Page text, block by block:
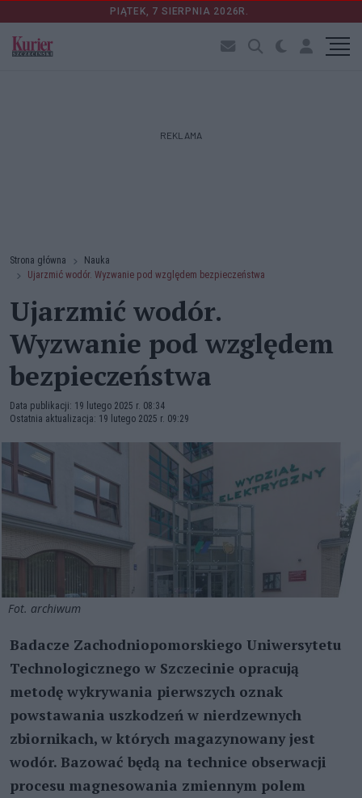
PIĄTEK, 7 SIERPNIA 2026R.
REKLAMA
Strona główna
Nauka
Ujarzmić wodór. Wyzwanie pod względem bezpieczeństwa
Ujarzmić wodór.
Wyzwanie pod względem
bezpieczeństwa
Data publikacji: 19 lutego 2025 r. 08:34
Ostatnia aktualizacja: 19 lutego 2025 r. 09:29
Fot. archiwum
Badacze Zachodniopomorskiego Uniwersytetu
Technologicznego w Szczecinie opracują
metodę wykrywania pierwszych oznak
powstawania uszkodzeń w nierdzewnych
zbiornikach, w których magazynowany jest
wodór. Bazować będą na technice obserwacji
procesu magnesowania zmiennym polem